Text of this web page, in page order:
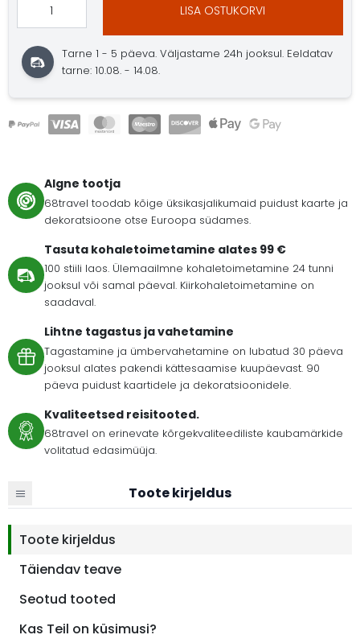
LISA OSTUKORVI
Tarne 1 - 5 päeva. Väljastame 24h jooksul. Eeldatav
tarne: 10.08. - 14.08.
Algne tootja
68travel toodab kõige üksikasjalikumaid puidust kaarte ja
dekoratsioone otse Euroopa südames.
Tasuta kohaletoimetamine alates 99 €
100 stiili laos. Ülemaailmne kohaletoimetamine 24 tunni
jooksul või samal päeval. Kiirkohaletoimetamine on
saadaval.
Lihtne tagastus ja vahetamine
Tagastamine ja ümbervahetamine on lubatud 30 päeva
jooksul alates pakendi kättesaamise kuupäevast. 90
päeva puidust kaartidele ja dekoratsioonidele.
Kvaliteetsed reisitooted.
68travel on erinevate kõrgekvaliteediliste kaubamärkide
volitatud edasimüüja.
Toote kirjeldus
Toote kirjeldus
Täiendav teave
Seotud tooted
Kas Teil on küsimusi?